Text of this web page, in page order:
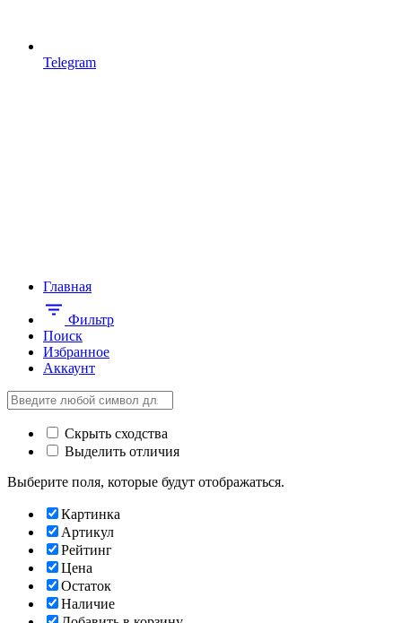
Telegram
Главная
Фильтр
Поиск
Избранное
Аккаунт
Скрыть сходства
Выделить отличия
Выберите поля, которые будут отображаться.
Картинка
Артикул
Рейтинг
Цена
Остаток
Наличие